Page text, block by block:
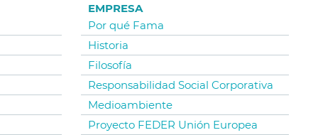
EMPRESA
Por qué Fama
Historia
Filosofía
Responsabilidad Social Corporativa
Medioambiente
Proyecto FEDER Unión Europea